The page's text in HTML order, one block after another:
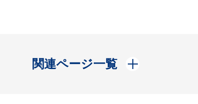
関連ページ一覧
開く